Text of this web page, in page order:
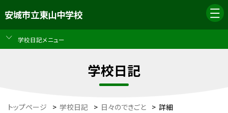
安城市立東山中学校
学校日記メニュー
学校日記
トップページ > 学校日記 > 日々のできごと > 詳細